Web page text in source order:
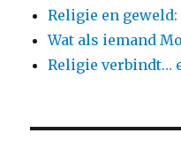
Religie en
Wat als iemand
Religie verbindt…